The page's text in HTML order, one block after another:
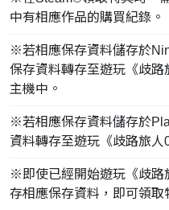
中有相應作品的購買紀錄。​
※若相應保存資料儲存於
保存資料轉存至遊玩《歧
主機中。​​​​​
※若相應保存資料儲存於
資料轉存至遊玩《歧路旅
※即使已經開始遊玩《歧路
存相應保存資料，即可領取